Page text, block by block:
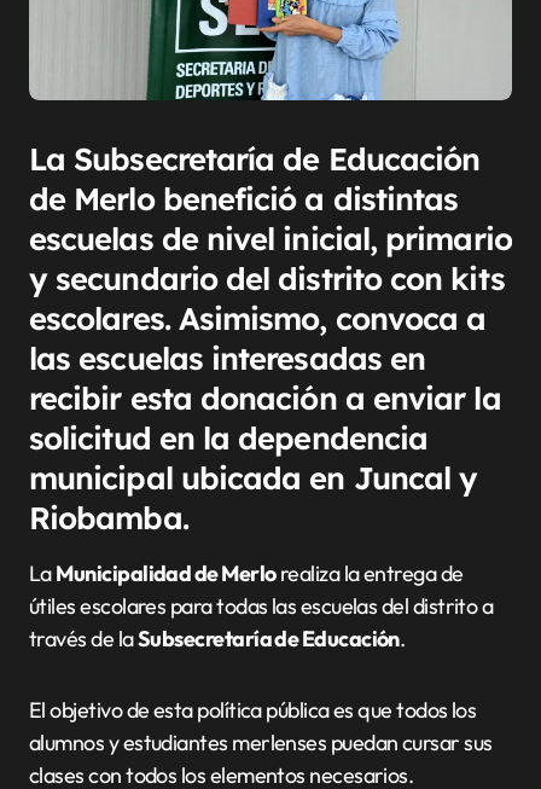
La Subsecretaría de Educación
de Merlo benefició a distintas
escuelas de nivel inicial, primario
y secundario del distrito con kits
escolares. Asimismo, convoca a
las escuelas interesadas en
recibir esta donación a enviar la
solicitud en la dependencia
municipal ubicada en Juncal y
Riobamba.
LaMunicipalidad de Merlorealiza la entrega de
útiles escolares para todas las escuelas del distrito a
través de laSubsecretaría de Educación.
El objetivo de esta política pública es que todos los
alumnos y estudiantes merlenses puedan cursar sus
clases con todos los elementos necesarios.